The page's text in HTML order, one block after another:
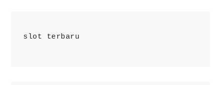
slot terbaru